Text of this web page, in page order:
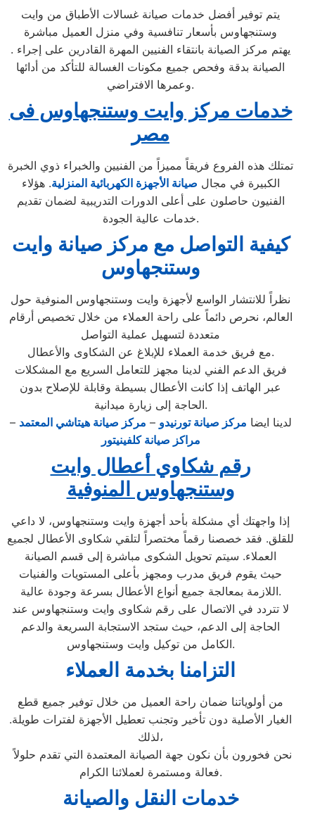
يتم توفير أفضل خدمات صيانة غسالات الأطباق من وايت
وستنجهاوس بأسعار تنافسية وفي منزل العميل مباشرة
. يهتم مركز الصيانة بانتقاء الفنيين المهرة القادرين على إجراء
الصيانة بدقة وفحص جميع مكونات الغسالة للتأكد من أدائها
وعمرها الافتراضي.
خدمات مركز وايت وستنجهاوس فى
مصر
تمتلك هذه الفروع فريقاً مميزاً من الفنيين والخبراء ذوي الخبرة
الكبيرة في مجال صيانة الأجهزة الكهربائية المنزلية. هؤلاء
الفنيون حاصلون على أعلى الدورات التدريبية لضمان تقديم
خدمات عالية الجودة.
كيفية التواصل مع مركز صيانة وايت
وستنجهاوس
نظراً للانتشار الواسع لأجهزة وايت وستنجهاوس المنوفية حول
العالم، نحرص دائماً على راحة العملاء من خلال تخصيص أرقام
متعددة لتسهيل عملية التواصل
مع فريق خدمة العملاء للإبلاغ عن الشكاوى والأعطال.
فريق الدعم الفني لدينا مجهز للتعامل السريع مع المشكلات
عبر الهاتف إذا كانت الأعطال بسيطة وقابلة للإصلاح بدون
الحاجة إلى زيارة ميدانية.
لدينا ايضا مركز صيانة تورنيدو – مركز صيانة هيتاشي المعتمد –
مراكز صيانة كلفينيتور
رقم شكاوي أعطال وايت
وستنجهاوس المنوفية
إذا واجهتك أي مشكلة بأحد أجهزة وايت وستنجهاوس، لا داعي
للقلق. فقد خصصنا رقماً مختصراً لتلقي شكاوى الأعطال لجميع
العملاء. سيتم تحويل الشكوى مباشرة إلى قسم الصيانة
حيث يقوم فريق مدرب ومجهز بأعلى المستويات والفنيات
اللازمة بمعالجة جميع أنواع الأعطال بسرعة وجودة عالية.
لا تتردد في الاتصال على رقم شكاوى وايت وستنجهاوس عند
الحاجة إلى الدعم، حيث ستجد الاستجابة السريعة والدعم
الكامل من توكيل وايت وستنجهاوس.
التزامنا بخدمة العملاء
من أولوياتنا ضمان راحة العميل من خلال توفير جميع قطع
الغيار الأصلية دون تأخير وتجنب تعطيل الأجهزة لفترات طويلة.
لذلك،
نحن فخورون بأن نكون جهة الصيانة المعتمدة التي تقدم حلولاً
فعالة ومستمرة لعملائنا الكرام.
خدمات النقل والصيانة